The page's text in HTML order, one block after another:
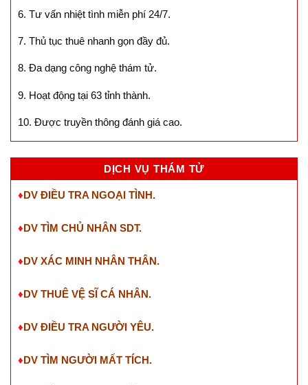
6. Tư vấn nhiệt tình miễn phí 24/7.
7. Thủ tục thuê nhanh gọn đầy đủ.
8. Đa dạng công nghệ thám tử.
9. Hoạt động tại 63 tỉnh thành.
10. Được truyền thông đánh giá cao.
DỊCH VỤ THÁM TỬ
♦DV ĐIỀU TRA NGOẠI TÌNH.
♦DV TÌM CHỦ NHÂN SDT.
♦DV XÁC MINH NHÂN THÂN.
♦DV THUÊ VỆ SĨ CÁ NHÂN.
♦DV ĐIỀU TRA NGƯỜI YÊU.
♦DV TÌM NGƯỜI MẤT TÍCH.